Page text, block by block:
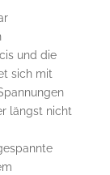
und die
sich mit
längst nicht